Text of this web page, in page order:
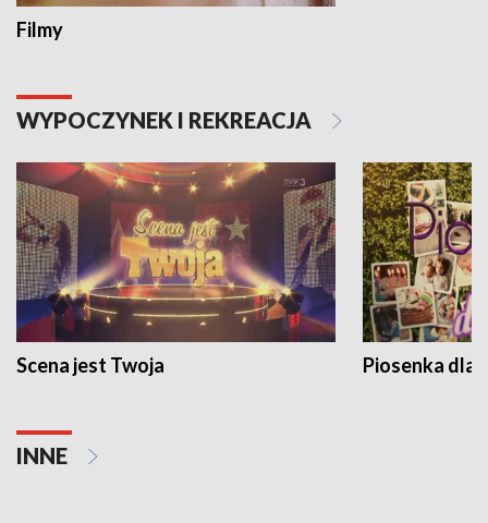
Filmy
WYPOCZYNEK I REKREACJA
Scena jest Twoja Piosenka dla
INNE